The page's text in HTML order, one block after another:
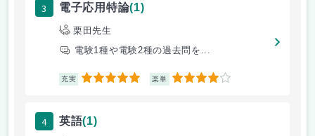
3 電子応用特論(1)
栗田先生
電験1種や電験2種の過去問を...
充実 5 楽単 4
4 英語(1)